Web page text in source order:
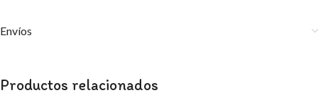
Envíos
Productos relacionados